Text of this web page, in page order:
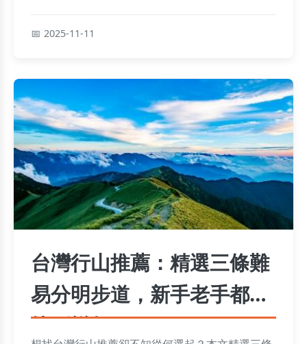
2025-11-11
台灣行山推薦：精選三條難
易分明步道，新手老手都能
找到樂趣